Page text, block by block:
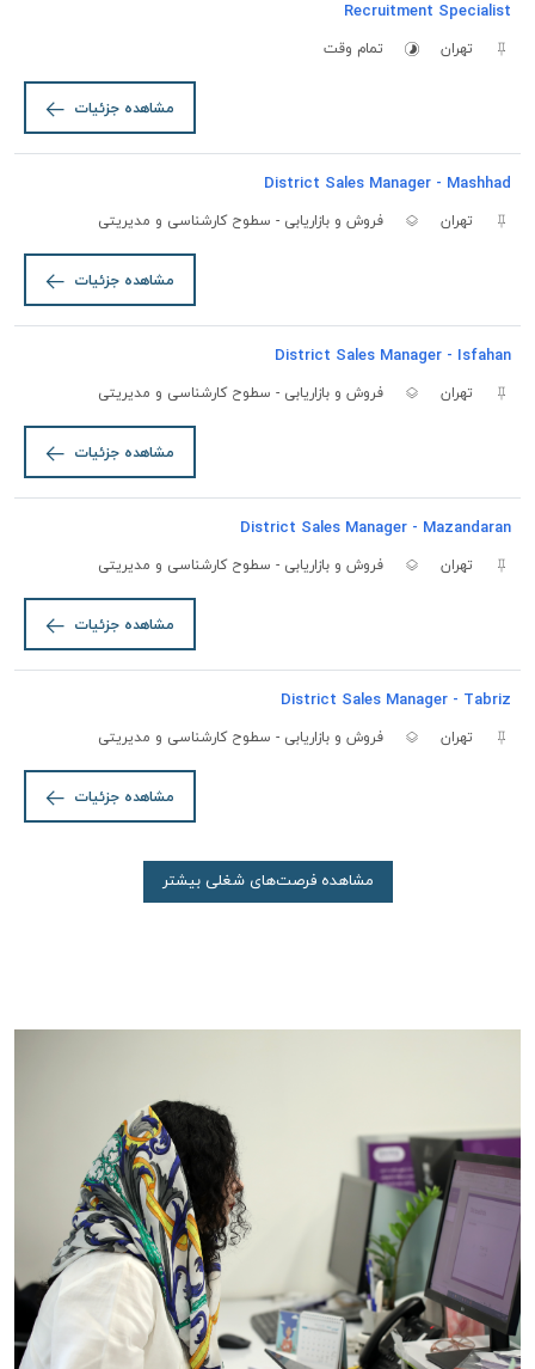
Recruitment Specialist
تهران تمام وقت
مشاهده جزئیات
District Sales Manager - Mashhad
تهران فروش و بازاریابی - سطوح کارشناسی و مدیریتی
مشاهده جزئیات
District Sales Manager - Isfahan
تهران فروش و بازاریابی - سطوح کارشناسی و مدیریتی
مشاهده جزئیات
District Sales Manager - Mazandaran
تهران فروش و بازاریابی - سطوح کارشناسی و مدیریتی
مشاهده جزئیات
District Sales Manager - Tabriz
تهران فروش و بازاریابی - سطوح کارشناسی و مدیریتی
مشاهده جزئیات
مشاهده فرصت‌های شغلی بیشتر